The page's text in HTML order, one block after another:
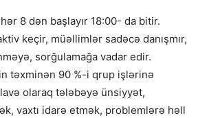
8 dən başlayır 18:00- da bitir.
keçir, müəllimlər sadəcə danışmır,
sorğulamağa vadar edir.
təxminən 90 %-i qrup işlərinə
olaraq tələbəyə ünsiyyət,
vaxtı idarə etmək, problemlərə həll